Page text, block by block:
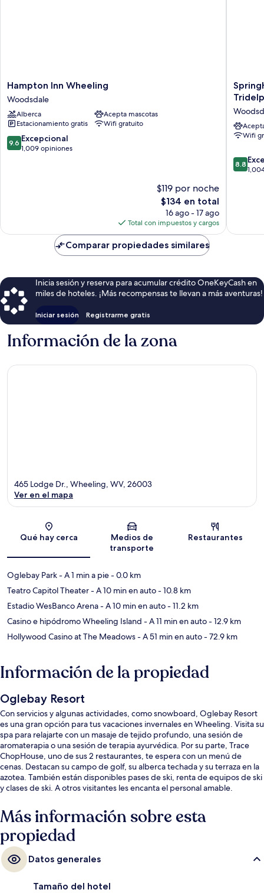
Hampton
Inn
Wheeling
Woodsdale
Hampton Inn Wheeling
Woodsdale
Alberca
Acepta mascotas
Estacionamiento gratis
Wifi gratuito
9.6
de
9.6 Excepcional
1,009 opiniones
$119 por noche
El
precio
actual
es
de
$134
$134 en total
16 ago - 17 ago
Total con impuestos y cargos
Suites
Marriott
Wifi
8.8
de
8.8
Comparar propiedades similares
Inicia sesión y reserva para acumular crédito OneKeyCash en
miles de hoteles. ¡Más recompensas te llevan a más aventuras!
Iniciar sesión Registrarme gratis
Información de la zona
Sección del mapa
465 Lodge Dr., Wheeling, WV, 26003
Ver en el mapa
Qué hay cerca
Medios de
transporte
Restaurantes
Oglebay Park- A 1 min a pie- 0.0 km
Teatro Capitol Theater- A 10 min en auto- 10.8 km
Estadio WesBanco Arena- A 10 min en auto- 11.2 km
Casino e hipódromo Wheeling Island - A 11 min en auto- 12.9 km
Hollywood Casino at The Meadows- A 51 min en auto- 72.9 km
Información de la propiedad
Oglebay Resort
Con servicios y algunas actividades, como snowboard, Oglebay Resort
es una gran opción para tus vacaciones invernales en Wheeling. Visita su
spa para relajarte con un masaje de tejido profundo, una sesión de
aromaterapia o una sesión de terapia ayurvédica. Por su parte, Trace
ChopHouse, uno de sus 2 restaurantes, te espera con un menú de
cenas. Destacan su campo de golf, su alberca techada y su terraza en la
azotea. También están disponibles pases de ski, renta de equipos de ski
y clases de ski. A otros visitantes les encanta el personal amable.
Más información sobre esta
propiedad
Datos generales
Tamaño del hotel